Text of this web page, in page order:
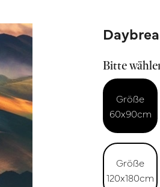
Bitte
Größe
60x90cm
Größe
120x180cm